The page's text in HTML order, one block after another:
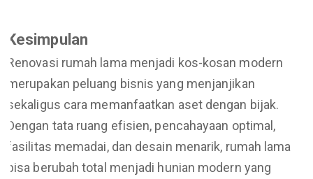
Kesimpulan
Renovasi rumah lama menjadi kos-kosan modern
merupakan peluang bisnis yang menjanjikan
sekaligus cara memanfaatkan aset dengan bijak.
Dengan tata ruang efisien, pencahayaan optimal,
fasilitas memadai, dan desain menarik, rumah lama
bisa berubah total menjadi hunian modern yang